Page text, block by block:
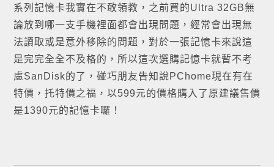
系列記憶卡我實在不敢領教，之前買的Ultra 32GB無
論放到哪一支手機裡面都會出現問題，經常會出現無
法讀取或是意外移除的問題，對於一張記憶卡來說這
是完完全全不及格的，所以這次選購記憶卡就暫不考
慮SanDisk的了，碰巧朋友告知說PChome現在有在
特價，托特價之福，以599元的價格購入了原建議售價
是1390元的記憶卡囉！